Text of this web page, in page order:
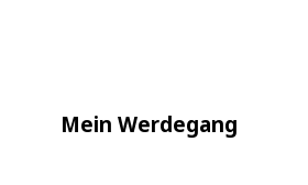
Mein Werdegang